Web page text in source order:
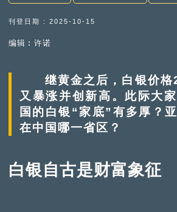
刊登日期 : 2025-10-15
编辑︰许诺
继黄金之后，白银价格
又暴涨并创新高。此际大
国的白银“家底”有多厚？
在中国哪一省区？
白银自古是财富象征